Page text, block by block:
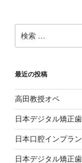
ン
索:
最近の投稿
高田教授オペ
日本デジタル矯正
日本口腔インプラ
日本デジタル矯正